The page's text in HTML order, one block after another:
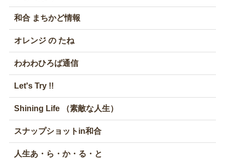
和合 まちかど情報
オレンジ の たね
わわわひろば通信
Let's Try !!
Shining Life （素敵な人生）
スナップショットin和合
人生あ・ら・か・る・と